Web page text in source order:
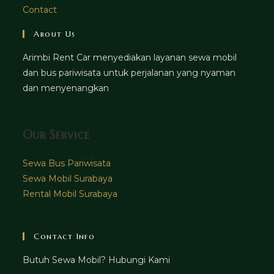
Contact
About Us
Arimbi Rent Car menyediakan layanan sewa mobil
dan bus pariwisata untuk perjalanan yang nyaman
dan menyenangkan
Our Service
Sewa Bus Pariwisata
Sewa Mobil Surabaya
Rental Mobil Surabaya
Contact Info
Butuh Sewa Mobil? Hubungi Kami